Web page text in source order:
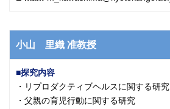
小山 里織 准教授
探究内容
・リプロダクティブヘルスに関する研究
・父親の育児行動に関する研究